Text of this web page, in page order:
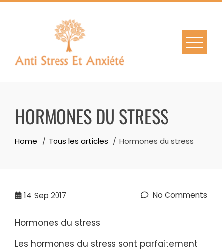
Skip
HORMONES DU STRESS
Home Tous les articles Hormones du stress
14 Sep 2017 No Comments
Hormones du stress
Les hormones du stress sont parfaitement